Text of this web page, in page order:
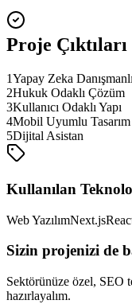
Proje Çıktıları
1Yapay Zeka
2Hukuk Odaklı Çözüm
3Kullanıcı Odaklı Yapı
4Mobil Uyumlu Tasarım
5Dijital Asistan
Kullanılan
Web YazılımNext.js
Sizin projenizi de
Sektörünüze özel, SEO
hazırlayalım.